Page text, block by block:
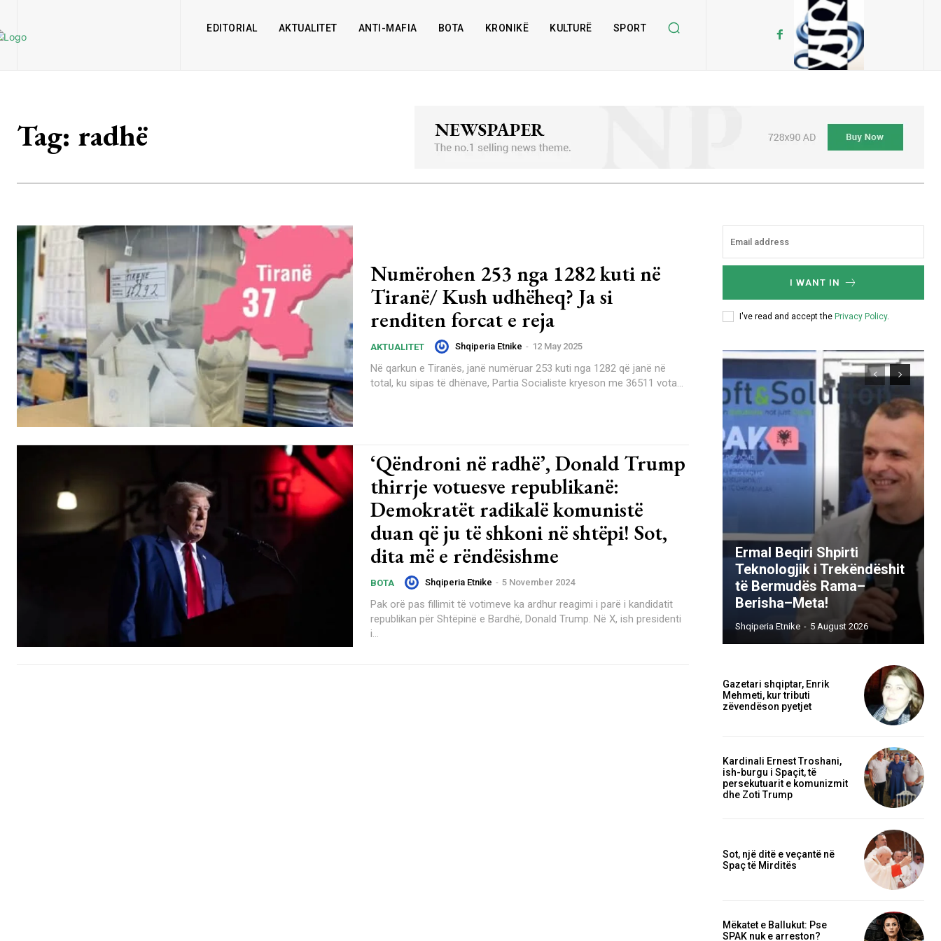
EDITORIAL AKTUALITET ANTI-MAFIA BOTA KRONIKË KULTURË SPORT
Tag: radhë
Numërohen 253 nga 1282 kuti në
Tiranë/ Kush udhëheq? Ja si
renditen forcat e reja
AKTUALITET Shqiperia Etnike - 12 May 2025
Në qarkun e Tiranës, janë numëruar 253 kuti nga 1282 që janë në
total, ku sipas të dhënave, Partia Socialiste kryeson me 36511 vota...
‘Qëndroni në radhë’, Donald Trump
thirrje votuesve republikanë:
Demokratët radikalë komunistë
duan që ju të shkoni në shtëpi! Sot,
dita më e rëndësishme
BOTA Shqiperia Etnike - 5 November 2024
Pak orë pas fillimit të votimeve ka ardhur reagimi i parë i kandidatit
republikan për Shtëpinë e Bardhë, Donald Trump. Në X, ish presidenti
i...
I WANT IN
I've read and accept the Privacy Policy.
Ermal Beqiri Shpirti
Teknologjik i Trekëndëshit
të Bermudës Rama–
Berisha–Meta!
Shqiperia Etnike - 5 August 2026
Gazetari shqiptar, Enrik
Mehmeti, kur tributi
zëvendëson pyetjet
Kardinali Ernest Troshani,
ish-burgu i Spaçit, të
persekutuarit e komunizmit
dhe Zoti Trump
Sot, një ditë e veçantë në
Spaç të Mirditës
Mëkatet e Ballukut: Pse
SPAK nuk e arreston?